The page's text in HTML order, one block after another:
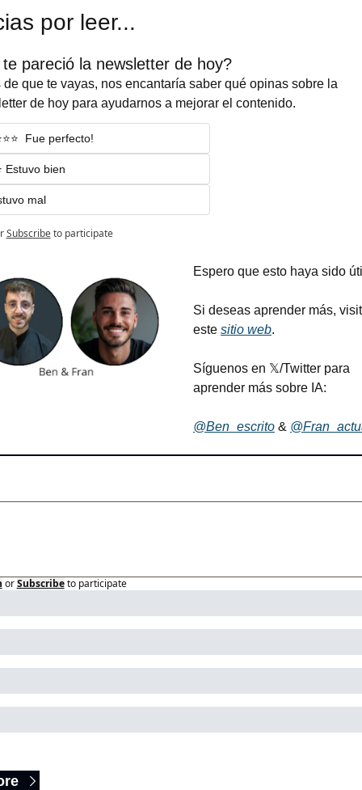
por leer...
pareció la newsletter de hoy?
de que te vayas, nos encantaría saber qué opinas sobre la
de hoy para ayudarnos a mejorar el contenido.
Fue perfecto!
Estuvo bien
mal
Subscribe to participate
Espero que esto haya sido
Si deseas aprender más,
este sitio web.
Síguenos en 𝕏/Twitter para
aprender más sobre IA:
@Ben_escrito &
or Subscribe to participate